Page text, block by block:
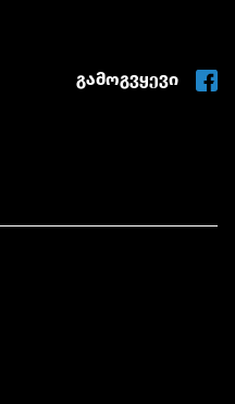
გამოგვყევი